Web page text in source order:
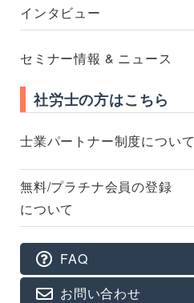
インタビュー
セミナー情報 & ニュース
社労士の方はこちら
士業パートナー制度について
無料/プラチナ会員の登録
について
FAQ
お問い合わせ